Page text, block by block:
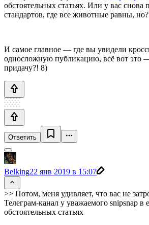
обстоятельных статьях. Или у вас
стандартов, где все животные равны,
И самое главное — где вы увидели
односложную публикацию, всё вот это
придачу?! 8)
Ответить
Belking22 янв 2019 в 15:07
>> Потом, меня удивляет, что вас не
Телеграм-канал у уважаемого snipsnap в
обстоятельных статьях